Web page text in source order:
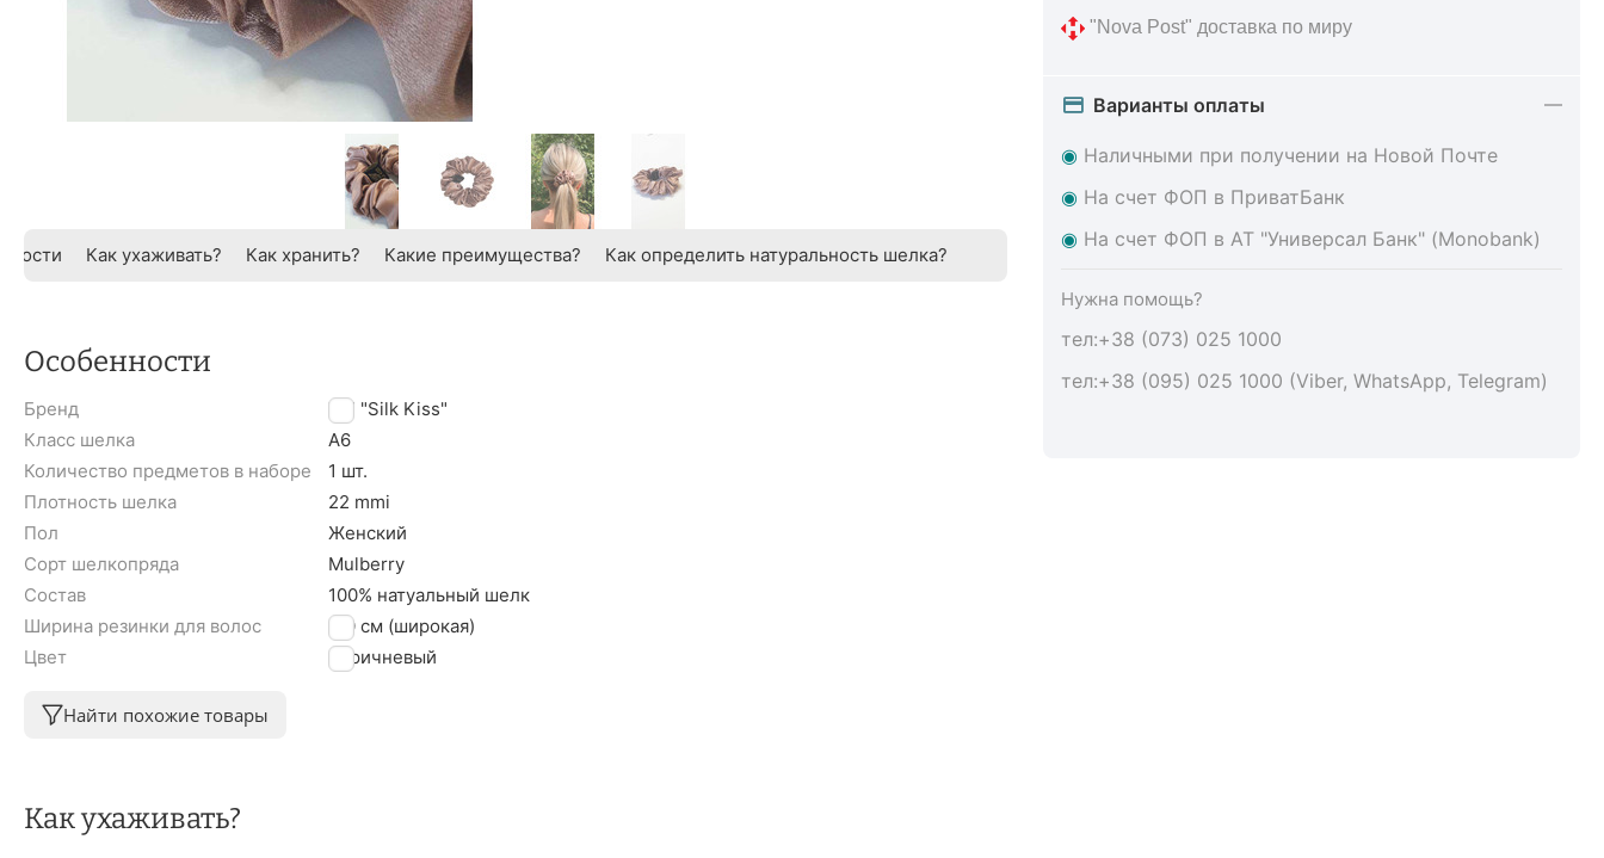
"Nova Post" доставка по миру
Варианты оплаты
◉ Наличными при получении на Новой Почте
◉ На счет ФОП в ПриватБанк
◉ На счет ФОП в АТ "Универсал Банк" (Monobank)
Нужна помощь?
тел:+38 (073) 025 1000
тел:+38 (095) 025 1000 (Viber, WhatsApp, Telegram)
Как ухаживать? Как хранить? Какие преимущества? Как определить натуральность шелка?
Особенности
Бренд
TM "Silk Kiss"
Класс шелка
A6
Количество предметов в наборе
1 шт.
Плотность шелка
22 mmi
Пол
Женский
Сорт шелкопряда
Mulberry
Состав
100% натуальный шелк
Ширина резинки для волос
3,0 см (широкая)
Цвет
Коричневый
Найти похожие товары
Как ухаживать?